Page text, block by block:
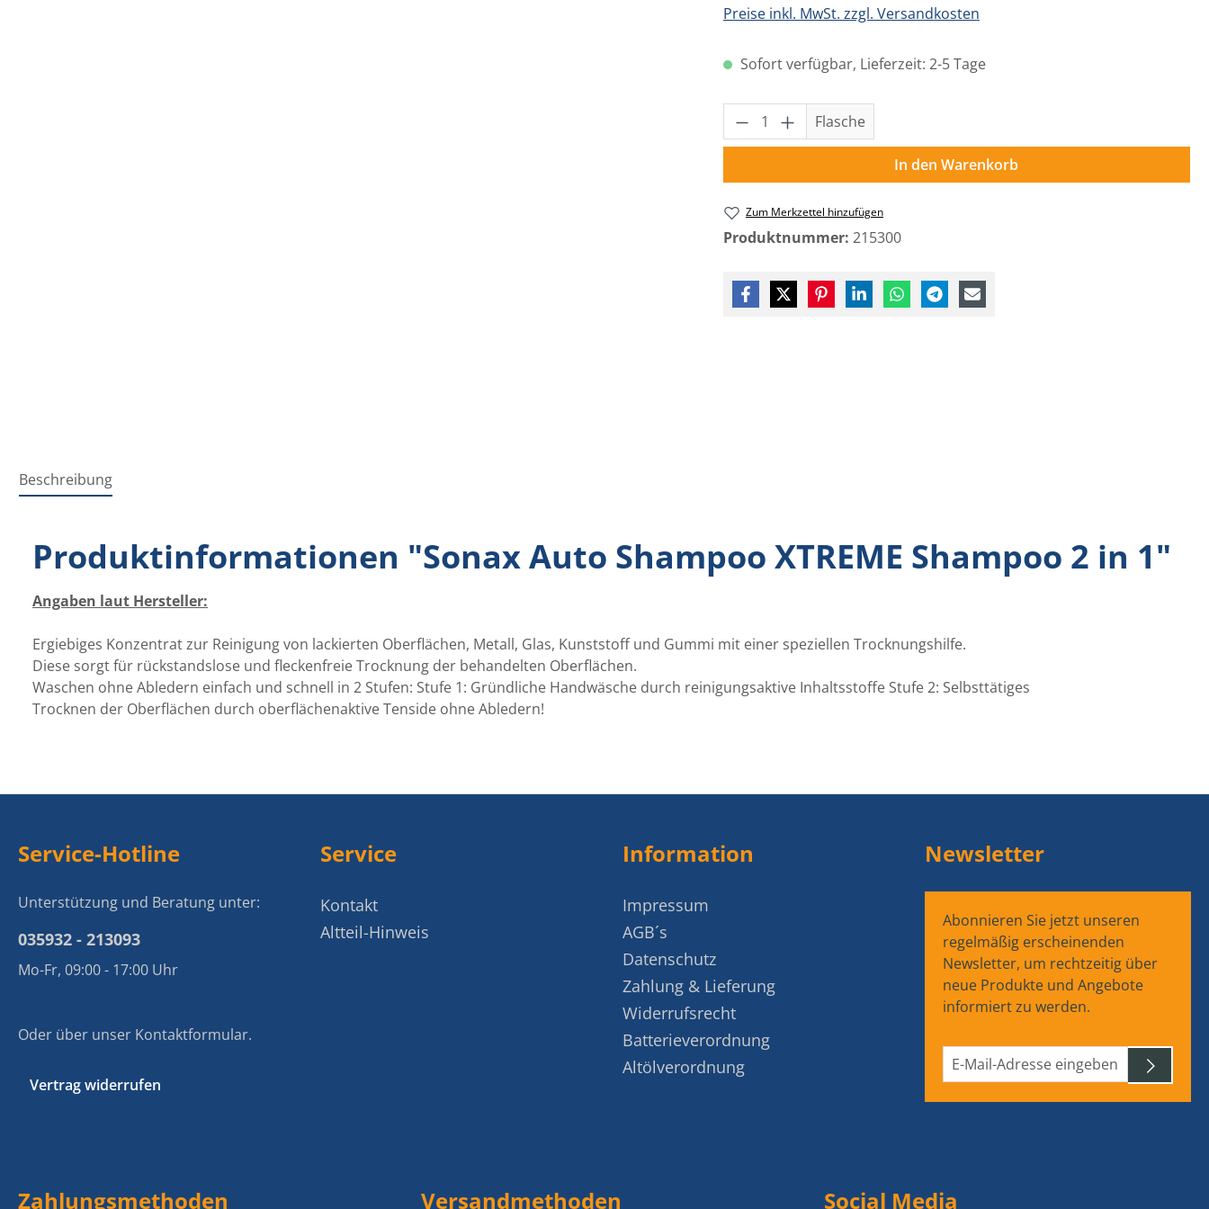
Preise inkl. MwSt. zzgl. Versandkosten
Sofort verfügbar, Lieferzeit: 2-5 Tage
Produkt Anzahl: Gib den gewünschten Wert
Flasche
In den Warenkorb
Zum Merkzettel hinzufügen
Produktnummer: 215300
Beschreibung
Produktinformationen "Sonax Auto Shampoo XTREME Shampoo 2 in 1"
Angaben laut Hersteller:
Ergiebiges Konzentrat zur Reinigung von lackierten Oberflächen, Metall, Glas, Kunststoff und Gummi mit einer speziellen Trocknungshilfe.
Diese sorgt für rückstandslose und fleckenfreie Trocknung der behandelten Oberflächen.
Waschen ohne Abledern einfach und schnell in 2 Stufen: Stufe 1: Gründliche Handwäsche durch reinigungsaktive Inhaltsstoffe Stufe 2: Selbsttätiges
Trocknen der Oberflächen durch oberflächenaktive Tenside ohne Abledern!
Service-Hotline
Unterstützung und Beratung unter:
035932 - 213093
Mo-Fr, 09:00 - 17:00 Uhr
Oder über unser Kontaktformular.
Vertrag widerrufen
Service
Kontakt
Altteil-Hinweis
Information
Impressum
AGB´s
Datenschutz
Zahlung & Lieferung
Widerrufsrecht
Batterieverordnung
Altölverordnung
Newsletter
Abonnieren Sie jetzt unseren
regelmäßig erscheinenden
Newsletter, um rechtzeitig über
neue Produkte und Angebote
informiert zu werden.
Zahlungsmethoden Versandmethoden Social Media